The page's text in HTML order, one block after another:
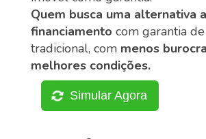
Quem busca uma alternativa
financiamento com garantia
tradicional, com menos
melhores condições.
Simular Agora